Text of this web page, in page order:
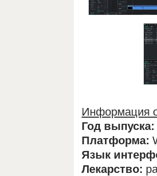
Информация
Год выпуска:
Платформа:
Язык
Лекарство: